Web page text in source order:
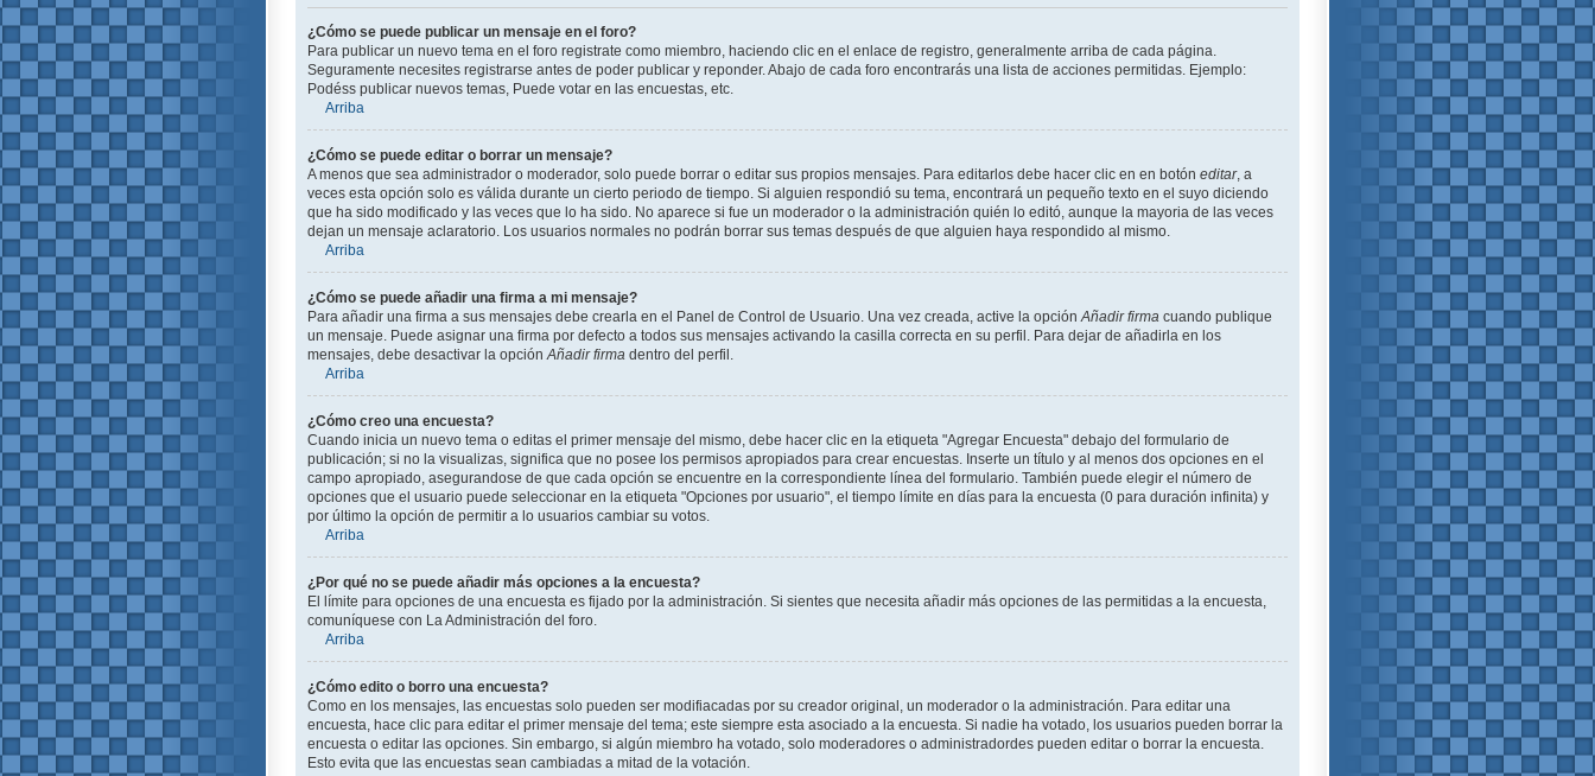
¿Cómo se puede publicar un mensaje en el foro?
Para publicar un nuevo tema en el foro registrate como miembro, haciendo clic en el enlace de registro, generalmente arriba de cada página.
Seguramente necesites registrarse antes de poder publicar y reponder. Abajo de cada foro encontrarás una lista de acciones permitidas. Ejemplo:
Podéss publicar nuevos temas, Puede votar en las encuestas, etc.
Arriba
¿Cómo se puede editar o borrar un mensaje?
A menos que sea administrador o moderador, solo puede borrar o editar sus propios mensajes. Para editarlos debe hacer clic en en botón editar, a
veces esta opción solo es válida durante un cierto periodo de tiempo. Si alguien respondió su tema, encontrará un pequeño texto en el suyo diciendo
que ha sido modificado y las veces que lo ha sido. No aparece si fue un moderador o la administración quién lo editó, aunque la mayoria de las veces
dejan un mensaje aclaratorio. Los usuarios normales no podrán borrar sus temas después de que alguien haya respondido al mismo.
Arriba
¿Cómo se puede añadir una firma a mi mensaje?
Para añadir una firma a sus mensajes debe crearla en el Panel de Control de Usuario. Una vez creada, active la opción Añadir firma cuando publique
un mensaje. Puede asignar una firma por defecto a todos sus mensajes activando la casilla correcta en su perfil. Para dejar de añadirla en los
mensajes, debe desactivar la opción Añadir firma dentro del perfil.
Arriba
¿Cómo creo una encuesta?
Cuando inicia un nuevo tema o editas el primer mensaje del mismo, debe hacer clic en la etiqueta "Agregar Encuesta" debajo del formulario de
publicación; si no la visualizas, significa que no posee los permisos apropiados para crear encuestas. Inserte un título y al menos dos opciones en el
campo apropiado, asegurandose de que cada opción se encuentre en la correspondiente línea del formulario. También puede elegir el número de
opciones que el usuario puede seleccionar en la etiqueta "Opciones por usuario", el tiempo límite en días para la encuesta (0 para duración infinita) y
por último la opción de permitir a lo usuarios cambiar su votos.
Arriba
¿Por qué no se puede añadir más opciones a la encuesta?
El límite para opciones de una encuesta es fijado por la administración. Si sientes que necesita añadir más opciones de las permitidas a la encuesta,
comuníquese con La Administración del foro.
Arriba
¿Cómo edito o borro una encuesta?
Como en los mensajes, las encuestas solo pueden ser modifiacadas por su creador original, un moderador o la administración. Para editar una
encuesta, hace clic para editar el primer mensaje del tema; este siempre esta asociado a la encuesta. Si nadie ha votado, los usuarios pueden borrar la
encuesta o editar las opciones. Sin embargo, si algún miembro ha votado, solo moderadores o administradordes pueden editar o borrar la encuesta.
Esto evita que las encuestas sean cambiadas a mitad de la votación.